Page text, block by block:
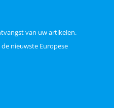
van uw artikelen.
nieuwste Europese